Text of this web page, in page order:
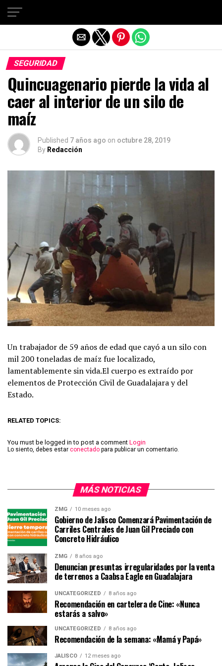
SEGURIDAD
Quincuagenario pierde la vida al
caer al interior de un silo de
maíz
Published 7 años ago on octubre 28, 2019
By Redacción
Un trabajador de 59 años de edad que cayó a un silo con
mil 200 toneladas de maíz fue localizado,
lamentablemente sin vida.El cuerpo es extraído por
elementos de Protección Civil de Guadalajara y del
Estado.
RELATED TOPICS:
You must be logged in to post a comment Login
Lo siento, debes estar conectado para publicar un comentario.
MÁS NOTICIAS
ZMG 10 meses ago
Gobierno de Jalisco Comenzará Pavimentación de
Carriles Centrales de Juan Gil Preciado con
Concreto Hidráulico
ZMG 8 años ago
Denuncian presuntas irregularidades por la venta
de terrenos a Caabsa Eagle en Guadalajara
UNCATEGORIZED 8 años ago
Recomendación en cartelera de Cine: «Nunca
estarás a salvo»
UNCATEGORIZED 8 años ago
Recomendación de la semana: «Mamá y Papá»
JALISCO 12 meses ago